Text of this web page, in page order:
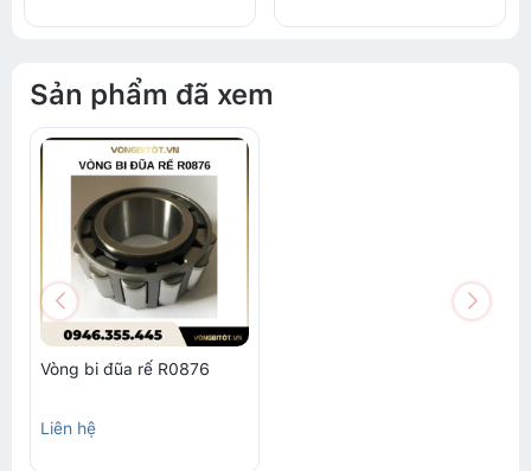
Sản phẩm đã xem
Vòng bi đũa rế R0876
Liên hệ